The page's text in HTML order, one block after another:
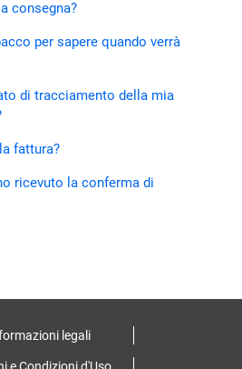
consegna?
per sapere quando verrà
di tracciamento della mia
fattura?
ricevuto la conferma di
legali